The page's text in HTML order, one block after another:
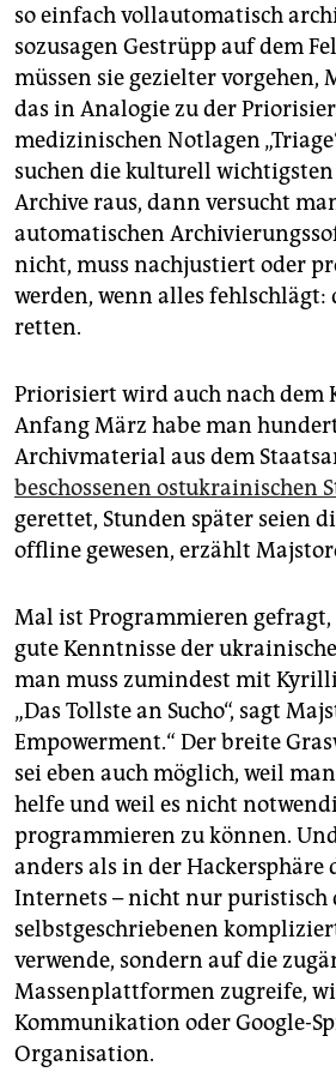
so einfach vollautomatisch
sozusagen Gestrüpp auf dem
müssen sie gezielter vorgehen,
das in Analogie zu der
medizinischen Notlagen
suchen die kulturell
Archive raus, dann versucht
automatischen
nicht, muss nachjustiert oder
werden, wenn alles fehlschlägt:
retten.
Priorisiert wird auch nach dem
Anfang März habe man
Archivmaterial aus dem
beschossenen ostukrainischen
gerettet, Stunden später seien
offline gewesen, erzählt
Mal ist Programmieren gefragt,
gute Kenntnisse der
man muss zumindest mit
„Das Tollste an Sucho“, sagt
Empowerment.“ Der breite
sei eben auch möglich, weil
helfe und weil es nicht
programmieren zu können.
anders als in der Hackersphäre
Internets – nicht nur puristisch
selbstgeschriebenen
verwende, sondern auf die
Massenplattformen zugreife,
Kommunikation oder Google-
Organisation.